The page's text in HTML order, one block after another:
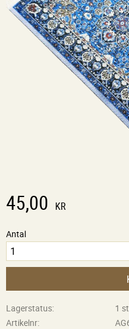
45,00 KR
Antal
Lagerstatus
1
Artikelnr